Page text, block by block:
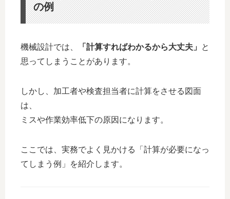
の例
機械設計では、 「計算すればわかるから大丈夫」
と
思ってしまうことがあります。
しかし、加工者や検査担当者に計算をさせる図面
は、
ミスや作業効率低下の原因になります。
ここでは、実務でよく見かける「計算が必要になっ
てしまう例」を紹介します。